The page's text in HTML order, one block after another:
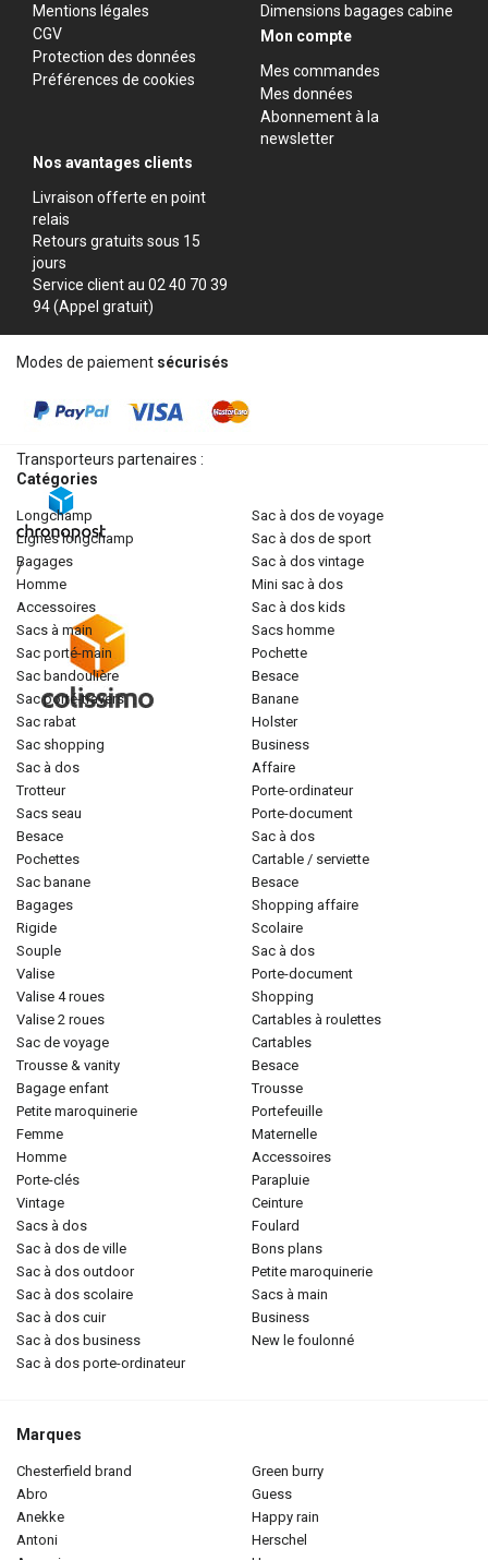
Mentions légales
CGV
Protection des données
Préférences de cookies
Dimensions bagages cabine
Mon compte
Mes commandes
Mes données
Abonnement à la
newsletter
Nos avantages clients
Livraison offerte en point
relais
Retours gratuits sous 15
jours
Service client au 02 40 70 39
94 (Appel gratuit)
Modes de paiement sécurisés
Transporteurs partenaires :
/
Catégories
longchamp
lignes longchamp
bagages
homme
accessoires
sacs à main
sac porté-main
sac bandoulière
sac porté-travers
sac rabat
sac shopping
sac à dos
trotteur
sacs seau
besace
pochettes
sac banane
bagages
rigide
souple
valise
valise 4 roues
valise 2 roues
sac de voyage
trousse & vanity
bagage enfant
petite maroquinerie
femme
homme
porte-clés
vintage
sacs à dos
sac à dos de ville
sac à dos outdoor
sac à dos scolaire
sac à dos cuir
sac à dos business
sac à dos porte-ordinateur
sac à dos de voyage
sac à dos de sport
sac à dos vintage
mini sac à dos
sac à dos kids
sacs homme
pochette
besace
banane
holster
business
affaire
porte-ordinateur
porte-document
sac à dos
cartable / serviette
besace
shopping affaire
scolaire
sac à dos
porte-document
shopping
cartables à roulettes
cartables
besace
trousse
portefeuille
maternelle
accessoires
parapluie
ceinture
foulard
bons plans
petite maroquinerie
sacs à main
business
new le foulonné
Marques
chesterfield brand
abro
anekke
antoni
green burry
guess
happy rain
herschel